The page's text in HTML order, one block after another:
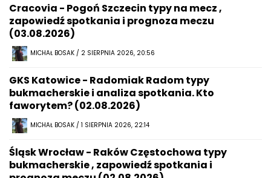
Cracovia - Pogoń Szczecin typy na mecz ,
zapowiedź spotkania i prognoza meczu
(03.08.2026)
MICHAŁ BOSAK / 2 SIERPNIA 2026, 20:56
GKS Katowice - Radomiak Radom typy
bukmacherskie i analiza spotkania. Kto
faworytem? (02.08.2026)
MICHAŁ BOSAK / 1 SIERPNIA 2026, 22:14
Śląsk Wrocław - Raków Częstochowa typy
bukmacherskie , zapowiedź spotkania i